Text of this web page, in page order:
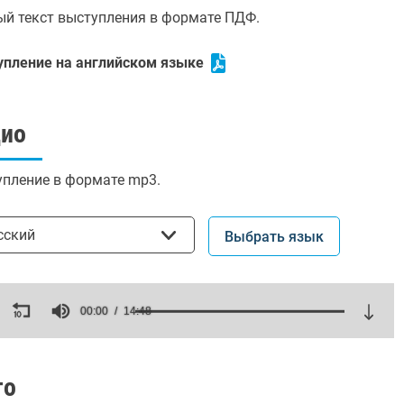
текст выступления в формате ПДФ.
на английском языке
в формате mp3.
Выбрать язык
00:00 14:48